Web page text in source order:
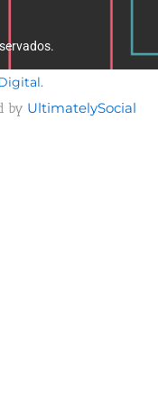
by UltimatelySocial